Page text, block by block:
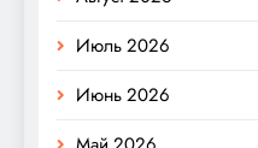
Июль 2026
Июнь 2026